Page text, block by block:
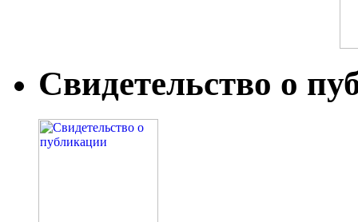
Свидетельство о